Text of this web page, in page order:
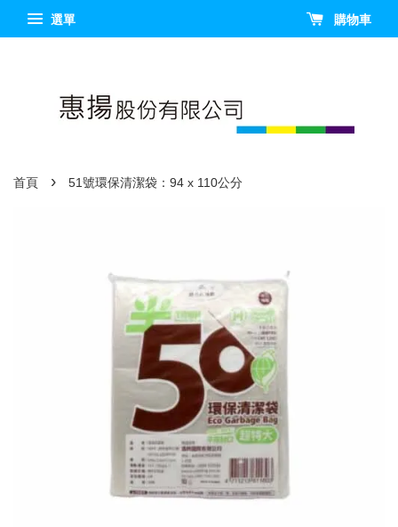
選單 購物車
首頁 › 51號環保清潔袋：94 x 110公分